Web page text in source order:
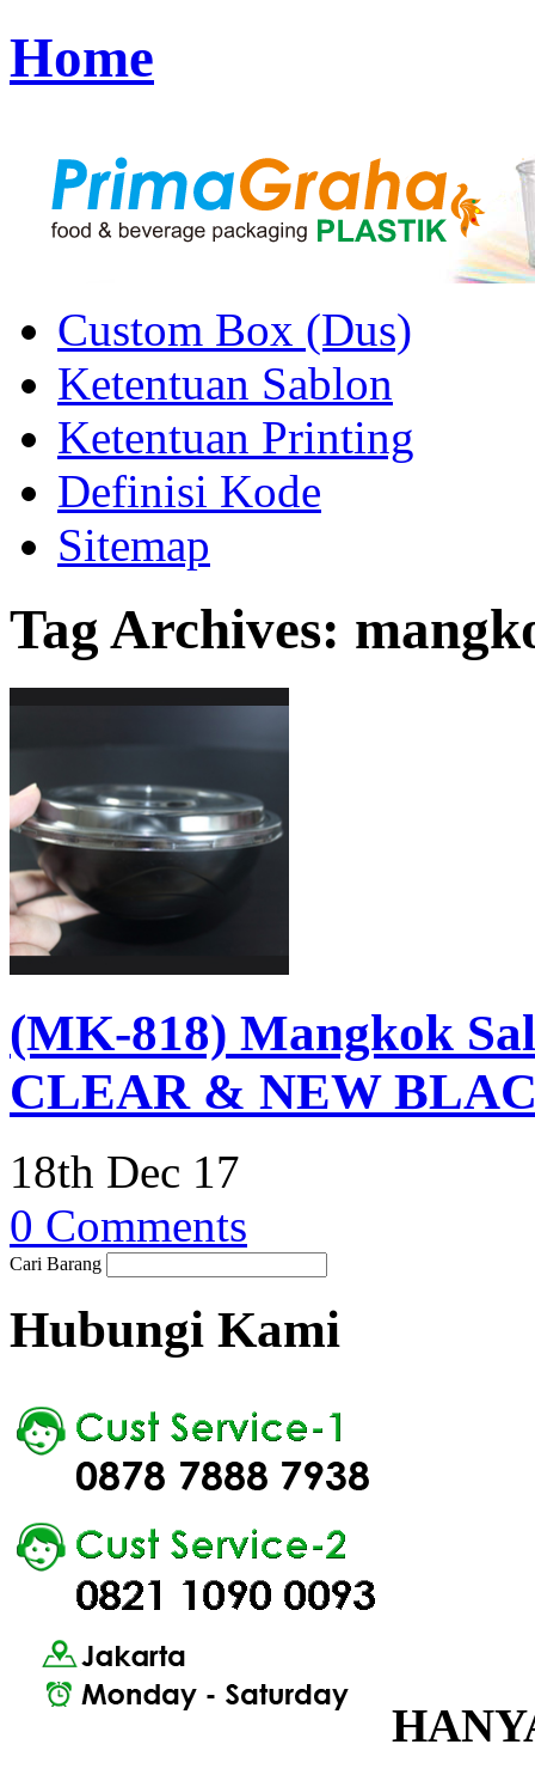
Home
Custom Box (Dus)
Ketentuan Sablon
Ketentuan Printing
Definisi Kode
Sitemap
Tag Archives:
(MK-818) Mangkok
CLEAR & NEW
18th Dec 17
0 Comments
Cari Barang
Hubungi Kami